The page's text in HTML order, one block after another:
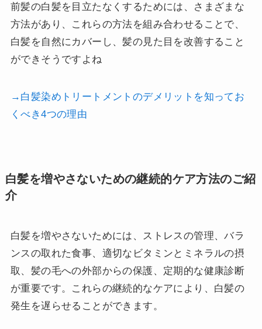
前髪の白髪を目立たなくするためには、さまざまな
方法があり、これらの方法を組み合わせることで、
白髪を自然にカバーし、髪の見た目を改善すること
ができそうですよね
→白髪染めトリートメントのデメリットを知ってお
くべき4つの理由
白髪を増やさないための継続的ケア方法のご紹
介
白髪を増やさないためには、ストレスの管理、バラ
ンスの取れた食事、適切なビタミンとミネラルの摂
取、髪の毛への外部からの保護、定期的な健康診断
が重要です。これらの継続的なケアにより、白髪の
発生を遅らせることができます。